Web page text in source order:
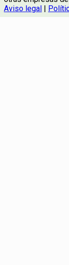
Aviso legal |